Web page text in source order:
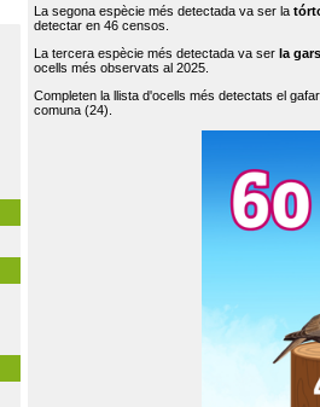
La segona espècie més detectada va ser la
detectar en 46 censos.
La tercera espècie més detectada va ser la
ocells més observats al 2025.
Completen la llista d'ocells més detectats el
comuna (24).